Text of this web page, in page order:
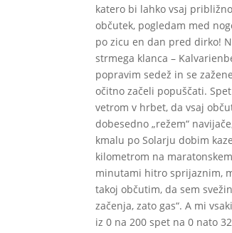
katero bi lahko vsaj
občutek, pogledam med
po zicu en dan pred dirko!
strmega klanca –
popravim sedež in se
očitno začeli popuščati.
vetrom v hrbet, da vsaj
dobesedno „režem“
kmalu po Solarju dobim
kilometrom na
minutami hitro sprijaznim,
takoj občutim, da sem
začenja, zato gas“. A mi
iz 0 na 200 spet na 0 nato